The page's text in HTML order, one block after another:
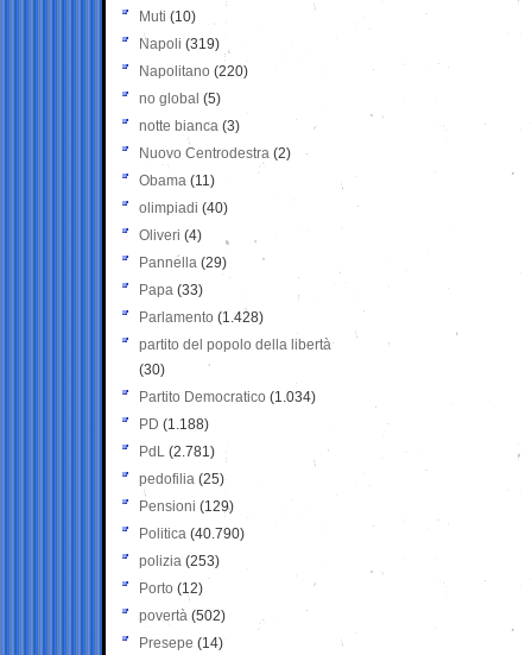
Muti (10)
Napoli (319)
Napolitano (220)
no global (5)
notte bianca (3)
Nuovo Centrodestra (2)
Obama (11)
olimpiadi (40)
Oliveri (4)
Pannella (29)
Papa (33)
Parlamento (1.428)
partito del popolo della libertà
(30)
Partito Democratico (1.034)
PD (1.188)
PdL (2.781)
pedofilia (25)
Pensioni (129)
Politica (40.790)
polizia (253)
Porto (12)
povertà (502)
Presepe (14)